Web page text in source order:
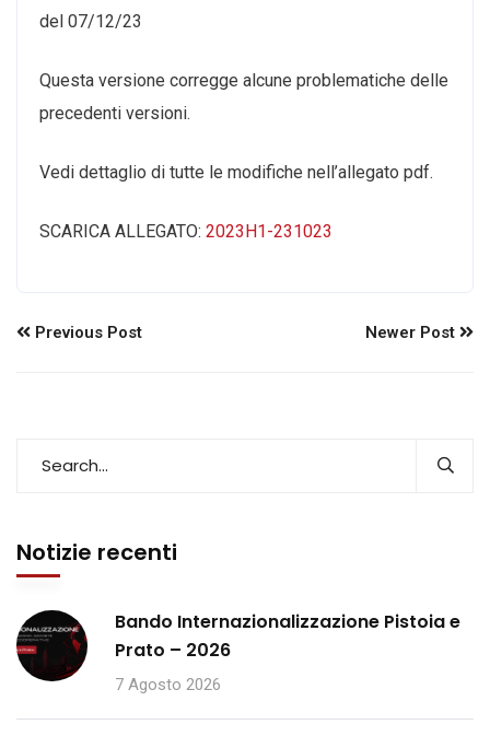
del 07/12/23
Questa versione corregge alcune problematiche delle
precedenti versioni.
Vedi dettaglio di tutte le modifiche nell’allegato pdf.
SCARICA ALLEGATO: 2023H1-231023
Previous Post Newer Post
Notizie recenti
Bando Internazionalizzazione Pistoia e
Prato – 2026
7 Agosto 2026